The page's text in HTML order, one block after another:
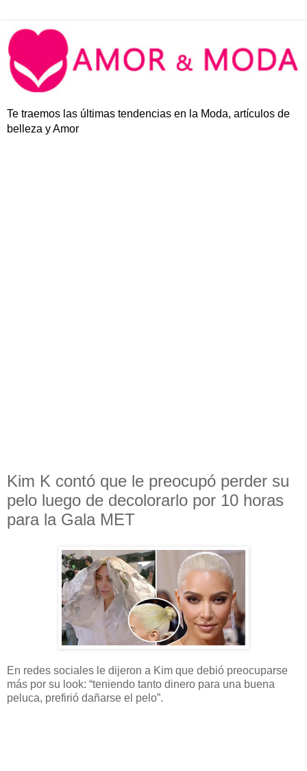
Te traemos las últimas tendencias en la Moda, artículos de
belleza y Amor
Kim K contó que le preocupó perder su
pelo luego de decolorarlo por 10 horas
para la Gala MET
En redes sociales le dijeron a Kim que debió preocuparse
más por su look: “teniendo tanto dinero para una buena
peluca, prefirió dañarse el pelo”.